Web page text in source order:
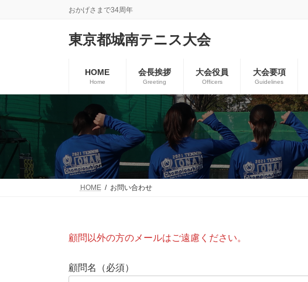
プ
動
おかげさまで34周年
東京都城南テニス大会
HOME
Home
会長挨拶
Greeting
大会役員
Officers
大会要項
Guidelines
HOME お問い合わせ
顧問以外の方のメールはご遠慮ください。
顧問名（必須）